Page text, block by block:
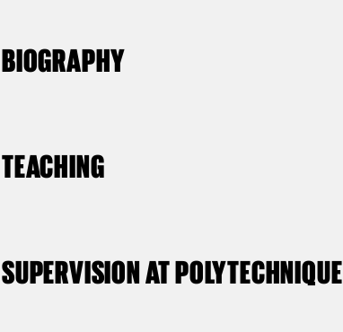
BIOGRAPHY
TEACHING
SUPERVISION AT POLYTECHNIQUE